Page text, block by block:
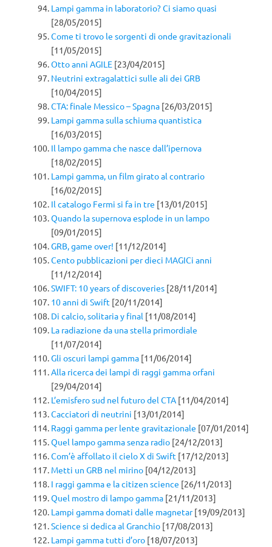
Lampi gamma in laboratorio? Ci siamo quasi
[28/05/2015]
Come ti trovo le sorgenti di onde gravitazionali
[11/05/2015]
Otto anni AGILE [23/04/2015]
Neutrini extragalattici sulle ali dei GRB
[10/04/2015]
CTA: finale Messico – Spagna [26/03/2015]
Lampi gamma sulla schiuma quantistica
[16/03/2015]
Il lampo gamma che nasce dall’ipernova
[18/02/2015]
Lampi gamma, un film girato al contrario
[16/02/2015]
Il catalogo Fermi si fa in tre [13/01/2015]
Quando la supernova esplode in un lampo
[09/01/2015]
GRB, game over! [11/12/2014]
Cento pubblicazioni per dieci MAGICi anni
[11/12/2014]
SWIFT: 10 years of discoveries [28/11/2014]
10 anni di Swift [20/11/2014]
Di calcio, solitaria y final [11/08/2014]
La radiazione da una stella primordiale
[11/07/2014]
Gli oscuri lampi gamma [11/06/2014]
Alla ricerca dei lampi di raggi gamma orfani
[29/04/2014]
L’emisfero sud nel futuro del CTA [11/04/2014]
Cacciatori di neutrini [13/01/2014]
Raggi gamma per lente gravitazionale [07/01/2014]
Quel lampo gamma senza radio [24/12/2013]
Com’è affollato il cielo X di Swift [17/12/2013]
Metti un GRB nel mirino [04/12/2013]
I raggi gamma e la citizen science [26/11/2013]
Quel mostro di lampo gamma [21/11/2013]
Lampi gamma domati dalle magnetar[19/09/2013]
Science si dedica al Granchio [17/08/2013]
Lampi gamma tutti d’oro [18/07/2013]